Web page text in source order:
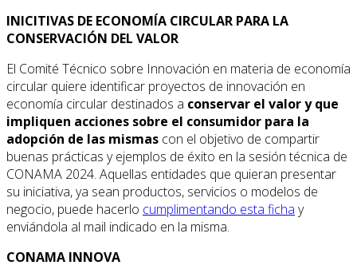
INICITIVAS DE ECONOMÍA CIRCULAR PARA LA
CONSERVACIÓN DEL VALOR
El Comité Técnico sobre Innovación en materia de economía
circular quiere identificar proyectos de innovación en
economía circular destinados a conservar el valor y que
impliquen acciones sobre el consumidor para la
adopción de las mismas con el objetivo de compartir
buenas prácticas y ejemplos de éxito en la sesión técnica de
CONAMA 2024. Aquellas entidades que quieran presentar
su iniciativa, ya sean productos, servicios o modelos de
negocio, puede hacerlo cumplimentando esta ficha y
enviándola al mail indicado en la misma.
CONAMA INNOVA